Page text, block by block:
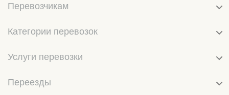
Перевозчикам
Категории перевозок
Услуги перевозки
Переезды